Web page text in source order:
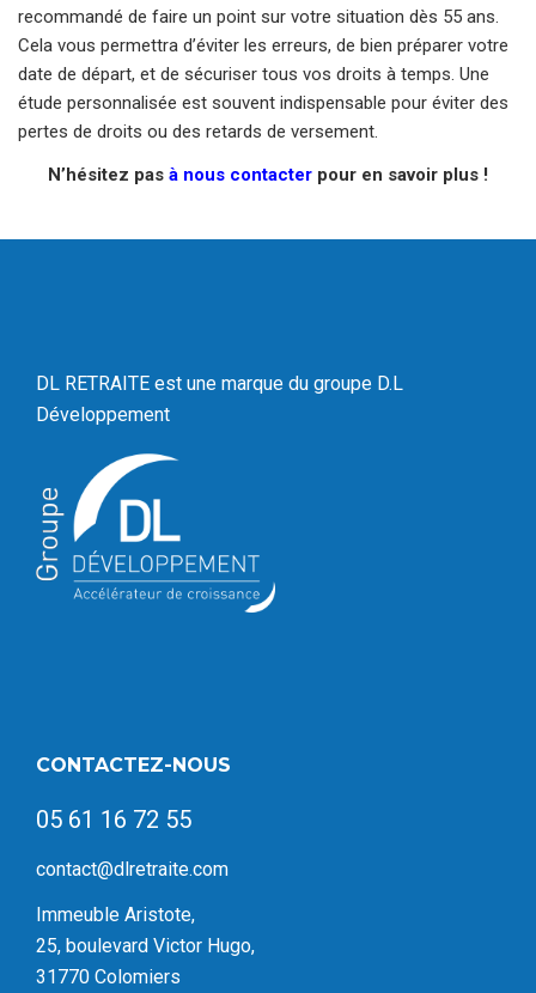
recommandé de faire un point sur votre situation dès 55 ans.
Cela vous permettra d’éviter les erreurs, de bien préparer votre
date de départ, et de sécuriser tous vos droits à temps. Une
étude personnalisée est souvent indispensable pour éviter des
pertes de droits ou des retards de versement.
N’hésitez pas à nous contacter pour en savoir plus !
DL RETRAITE est une marque du groupe D.L
Développement
CONTACTEZ-NOUS
05 61 16 72 55
contact@dlretraite.com
Immeuble Aristote,
25, boulevard Victor Hugo,
31770 Colomiers